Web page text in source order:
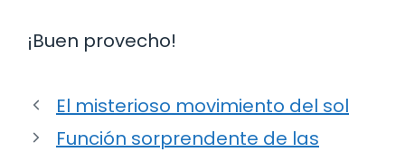
¡Buen provecho!
El misterioso movimiento del sol
Función sorprendente de las